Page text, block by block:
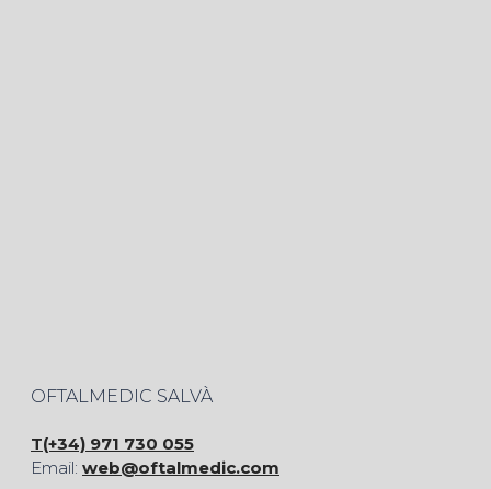
OFTALMEDIC SALVÀ
T(+34) 971 730 055
Email: web@oftalmedic.com